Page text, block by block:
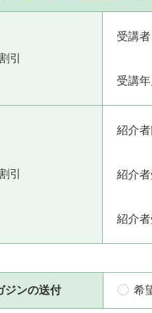
引
受講
受講年
引
紹介者
紹介
紹介
ジンの送付 希